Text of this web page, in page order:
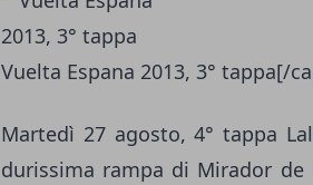
Vuelta Espana 2013, 3° tappa[/
Martedì 27 agosto, 4° tappa
durissima rampa di Mirador